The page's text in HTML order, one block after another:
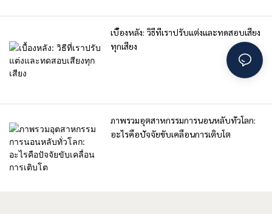
เบื้องหลัง: วิธีที่เราปรับแต่งและทดสอบเสียง
ทุกเสียง
ภาพรวมอุตสาหกรรมการนอนหลับทั่วโลก:
อะไรคือปัจจัยขับเคลื่อนการเติบโต